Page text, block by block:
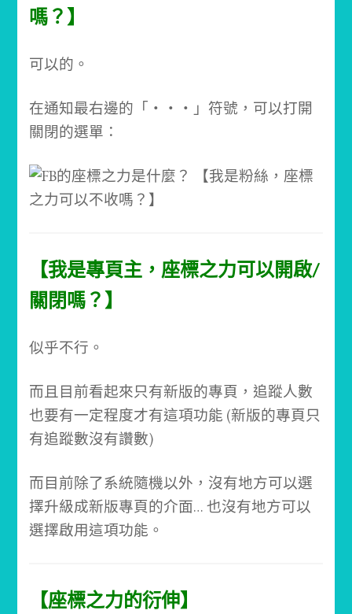
嗎？】
可以的。
在通知最右邊的「‧‧‧」符號，可以打開
關閉的選單：
【我是專頁主，座標之力可以開啟/
關閉嗎？】
似乎不行。
而且目前看起來只有新版的專頁，追蹤人數
也要有一定程度才有這項功能 (新版的專頁只
有追蹤數沒有讚數)
而目前除了系統隨機以外，沒有地方可以選
擇升級成新版專頁的介面… 也沒有地方可以
選擇啟用這項功能。
【座標之力的衍伸】